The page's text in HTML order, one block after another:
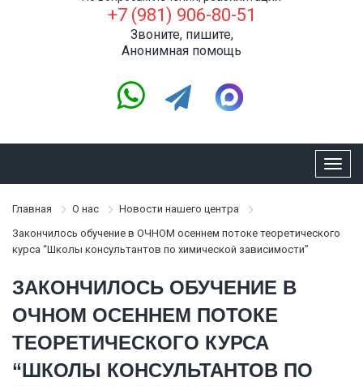
+7 (981) 906-80-51
Звоните, пишите,
Анонимная помощь
Главная О нас
Новости нашего центра
Закончилось обучение в ОЧНОМ осеннем потоке теоретического
курса “Школы консультантов по химической зависимости”
ЗАКОНЧИЛОСЬ ОБУЧЕНИЕ В
ОЧНОМ ОСЕННЕМ ПОТОКЕ
ТЕОРЕТИЧЕСКОГО КУРСА
“ШКОЛЫ КОНСУЛЬТАНТОВ ПО